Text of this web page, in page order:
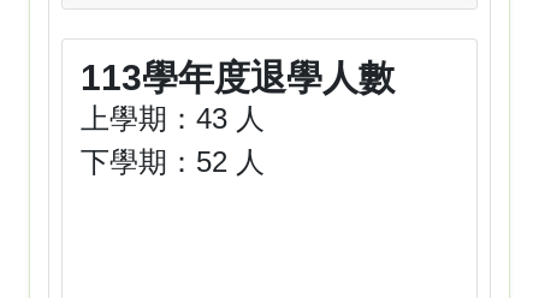
113學年度退學人數
上學期：43 人
下學期：52 人